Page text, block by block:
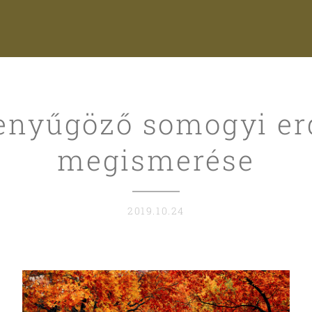
somogyi
megismerése
2019.10.24